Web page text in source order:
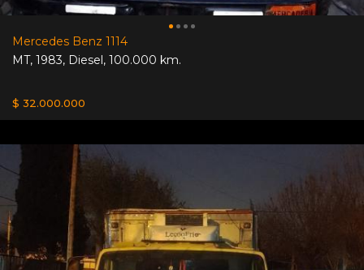
Mercedes Benz 1114
MT, 1983, Diesel, 100.000 km.
$ 32.000.000